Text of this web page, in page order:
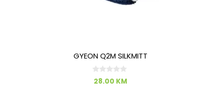
GYEON Q2M SILKMITT
0
o28.00 KM